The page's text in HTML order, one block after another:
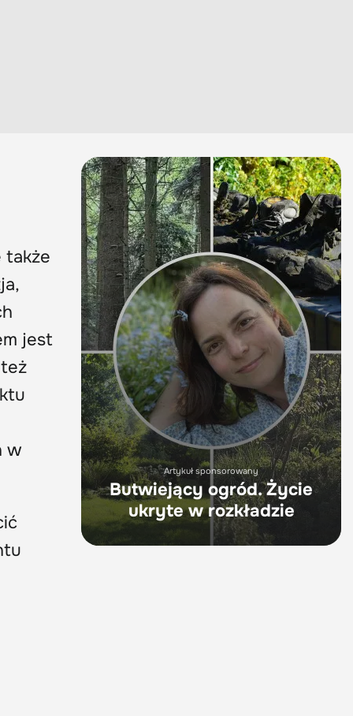
także
jest
w
Artykuł sponsorowany
Butwiejący ogród. Życie
ukryte w rozkładzie